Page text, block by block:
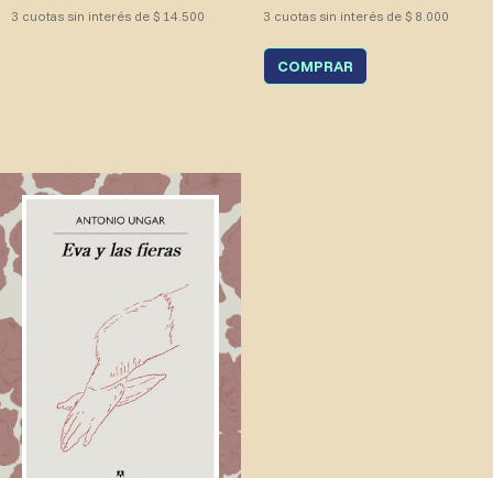
3 cuotas sin interés de $ 14.500 3 cuotas sin interés de $ 8.000
COMPRAR